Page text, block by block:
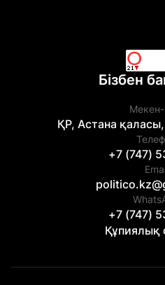
Бізбен
ҚР, Астана
+7 (747)
+7 (747)
Құпиялық